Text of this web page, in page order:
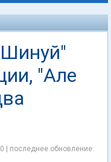
"Але
| последнее обновление: